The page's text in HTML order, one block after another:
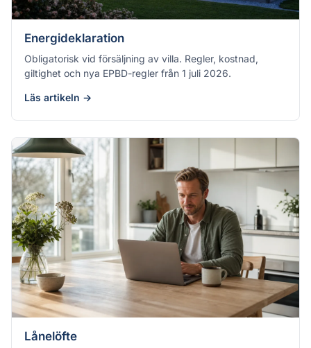
Energideklaration
Obligatorisk vid försäljning av villa. Regler, kostnad,
giltighet och nya EPBD-regler från 1 juli 2026.
Läs artikeln →
Lånelöfte